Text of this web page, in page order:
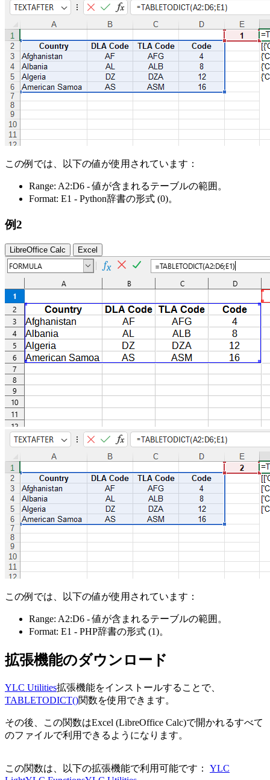
この例では、以下の値が使用されています：
Range: A2:D6 - 値が含まれるテーブルの範囲。
Format: E1 - Python辞書の形式 (0)。
例2
LibreOffice Calc Excel
この例では、以下の値が使用されています：
Range: A2:D6 - 値が含まれるテーブルの範囲。
Format: E1 - PHP辞書の形式 (1)。
拡張機能のダウンロード
YLC Utilities拡張機能をインストールすることで、
TABLETODICT()関数を使用できます。
その後、この関数はExcel (LibreOffice Calc)で開かれるすべて
のファイルで利用できるようになります。
この関数は、以下の拡張機能で利用可能です： YLC